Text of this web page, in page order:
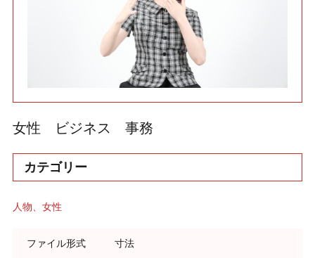
女性 ビジネス 事務
カテゴリー
人物 女性
ファイル形式 寸法